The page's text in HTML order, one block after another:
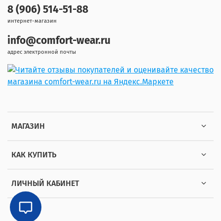
МАГАЗИН
КАК КУПИТЬ
ЛИЧНЫЙ КАБИНЕТ
8 (906) 514-51-88
интернет-магазин
info@comfort-wear.ru
адрес электронной почты